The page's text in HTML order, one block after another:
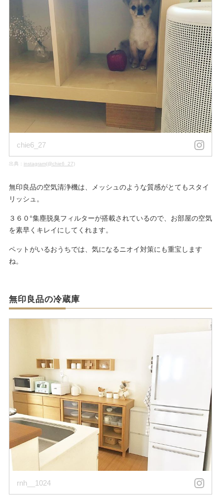
chie6_27
出典： instagram(@chie6_27)
無印良品の空気清浄機は、メッシュのような質感がとてもスタイ
リッシュ。
３６０°集塵脱臭フィルターが搭載されているので、お部屋の空気
を素早くキレイにしてくれます。
ペットがいるおうちでは、気になるニオイ対策にも重宝します
ね。
無印良品の冷蔵庫
rnh__1024